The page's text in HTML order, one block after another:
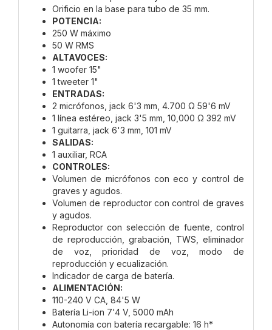
Orificio en la base para tubo de 35 mm.
POTENCIA:
250 W máximo
50 W RMS
ALTAVOCES:
1 woofer 15"
1 tweeter 1"
ENTRADAS:
2 micrófonos, jack 6'3 mm, 4.700 Ω 59'6 mV
1 línea estéreo, jack 3'5 mm, 10,000 Ω 392 mV
1 guitarra, jack 6'3 mm, 101 mV
SALIDAS:
1 auxiliar, RCA
CONTROLES:
Volumen de micrófonos con eco y control de
graves y agudos.
Volumen de reproductor con control de graves
y agudos.
Reproductor con selección de fuente, control
de reproducción, grabación, TWS, eliminador
de voz, prioridad de voz, modo de
reproducción y ecualización.
Indicador de carga de batería.
ALIMENTACIÓN:
110-240 V CA, 84'5 W
Batería Li-ion 7'4 V, 5000 mAh
Autonomía con batería recargable: 16 h*